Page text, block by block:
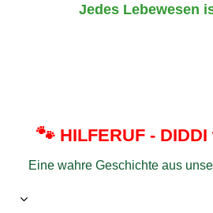
Jedes Lebewesen
🐾 HILFERUF -
Eine wahre Geschichte aus